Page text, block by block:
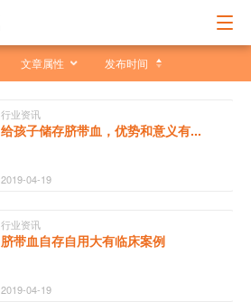
文章属性 发布时间
行业资讯
给孩子储存脐带血，优势和意义有...
2019-04-19
行业资讯
脐带血自存自用大有临床案例
2019-04-19